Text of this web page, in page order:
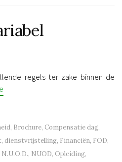
regels ter zake binnen de
, Brochure, Compensatie dag,
, dienstvrijstelling, Financiën, FOD,
N.U.O.D., NUOD, Opleiding,